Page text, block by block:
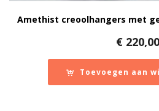
Amethist creoolhangers met
€220,00
Toevoegen aan